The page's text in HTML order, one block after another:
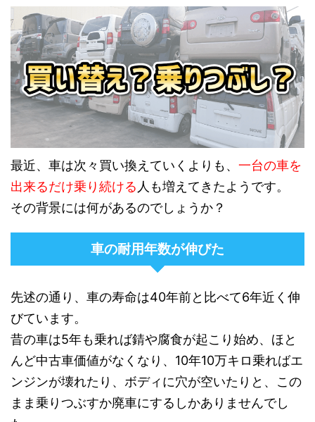
最近、車は次々買い換えていくよりも、 一台の車を
出来るだけ乗り続ける 人も増えてきたようです。
その背景には何があるのでしょうか？
車の耐用年数が伸びた
先述の通り、車の寿命は40年前と比べて6年近く伸
びています。
昔の車は5年も乗れば錆や腐食が起こり始め、ほと
んど中古車価値がなくなり、10年10万キロ乗ればエ
ンジンが壊れたり、ボディに穴が空いたりと、この
まま乗りつぶすか廃車にするしかありませんでし